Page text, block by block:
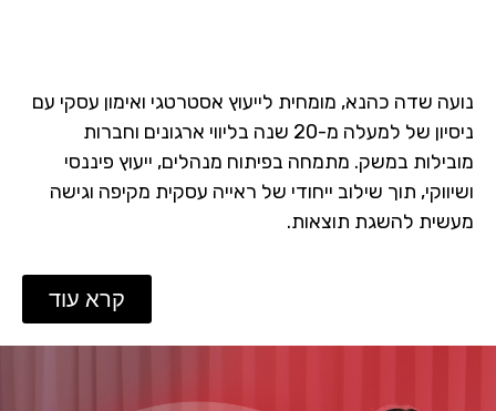
נועה שדה כהנא, מומחית לייעוץ אסטרטגי ואימון עסקי עם
ניסיון של למעלה מ-20 שנה בליווי ארגונים וחברות
מובילות במשק. מתמחה בפיתוח מנהלים, ייעוץ פיננסי
ושיווקי, תוך שילוב ייחודי של ראייה עסקית מקיפה וגישה
מעשית להשגת תוצאות.
קרא עוד